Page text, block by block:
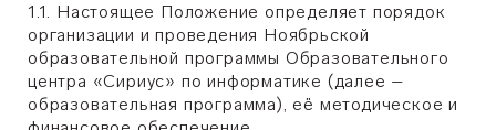
1.1. Настоящее Положение определяет порядок
организации и проведения Ноябрьской
образовательной программы Образовательного
центра «Сириус» по информатике (далее –
образовательная программа), её методическое и